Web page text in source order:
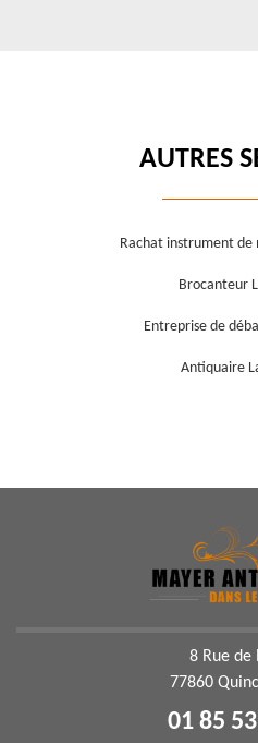
AUTRES
Rachat instrument de
Brocanteur
Entreprise de
Antiquaire
8 Rue de
77860
01 85